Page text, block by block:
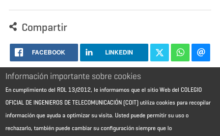
Compartir
FACEBOOK LINKEDIN
Información importante sobre cookies
En cumplimiento del RDL 13/2012, le informamos que el sitio Web del COLEGIO
OFICIAL DE INGENIEROS DE TELECOMUNICACIÓN (COIT) utiliza cookies para recopilar
información que ayuda a optimizar su visita. Usted puede permitir su uso o
rechazarlo, también puede cambiar su configuración siempre que lo